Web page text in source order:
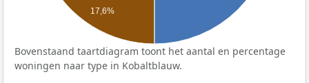
17,6%
Bovenstaand taartdiagram toont het aantal en percentage
woningen naar type in Kobaltblauw.